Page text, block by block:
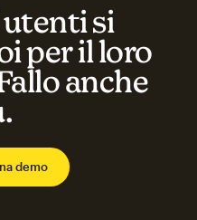
si
per il loro
anche
demo